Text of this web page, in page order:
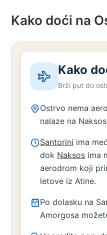
Kako doći na
Kako
Brži put do
Ostrvo nema
nalaze na
Santorini ima
dok Naksos ima
aerodrom koji
letove iz Atine.
Po dolasku na
Amorgosa